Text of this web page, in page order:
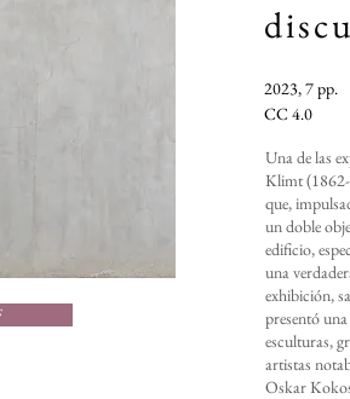
2023, 7 pp.
CC 4.0
Una de las
Klimt (1862-
que,
un doble
edificio,
una
exhibición,
presentó
esculturas,
artistas
Oskar